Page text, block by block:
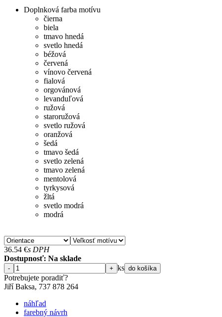
Doplnková farba motívu
čierna
biela
tmavo hnedá
svetlo hnedá
béžová
červená
vínovo červená
fialová
orgovánová
levanduľová
ružová
staroružová
svetlo ružová
oranžová
šedá
tmavo šedá
svetlo zelená
tmavo zelená
mentolová
tyrkysová
žltá
svetlo modrá
modrá
36.54 €s DPH
Dostupnosť: Na sklade
- + ks do košíka
Potrebujete poradiť?
Jiří Baksa, 737 878 ​​264
náhľad
farebný návrh